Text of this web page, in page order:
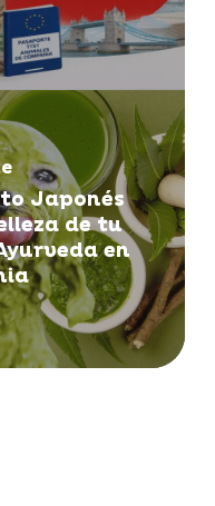
Japonés
de tu
en